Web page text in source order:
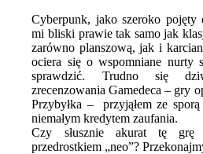
Cyberpunk, jako szeroko pojęty
mi bliski prawie tak samo jak
zarówno planszową, jak i
ociera się o wspomniane nurty
sprawdzić. Trudno się
zrecenzowania Gamedeca – gry
Przybyłka – przyjąłem ze
niemałym kredytem zaufania.
Czy słusznie akurat tę grę
przedrostkiem „neo”?